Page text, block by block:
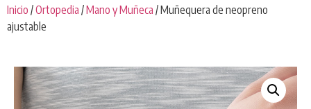
Inicio /Ortopedia /Mano y Muñeca / Muñequera de neopreno
ajustable